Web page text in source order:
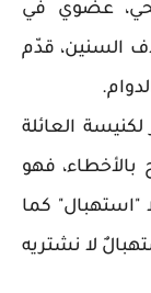
عضوي في
السنين، قدّم
لكنيسة العائلة
بالأخطاء، فهو
"استهبال" كما
لا نشتريه